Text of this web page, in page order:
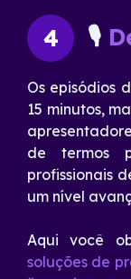
4 🎙
Os episódios
15 minutos,
de termos
profissionais
um nível
Aqui você
soluções de